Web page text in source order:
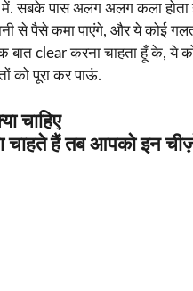
में. सबके पास अलग अलग कला होता
से पैसे कमा पाएंगे, और ये कोई
clear करना चाहता हूँ के, ये
को पूरा कर पाऊं.
चाहिए
हैं तब आपको इन